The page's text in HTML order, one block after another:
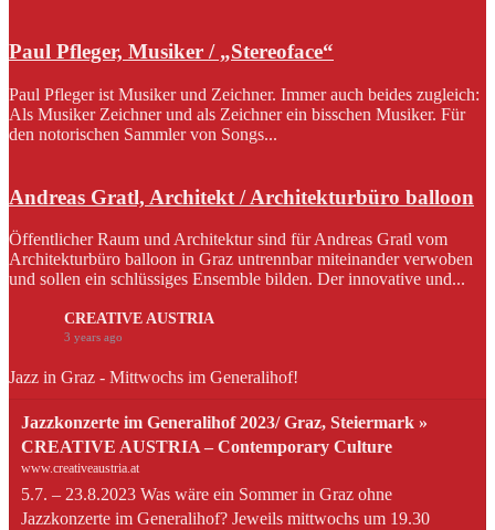
Paul Pfleger, Musiker / „Stereoface“
Paul Pfleger ist Musiker und Zeichner. Immer auch beides zugleich:
Als Musiker Zeichner und als Zeichner ein bisschen Musiker. Für
den notorischen Sammler von Songs...
Andreas Gratl, Architekt / Architekturbüro balloon
Öffentlicher Raum und Architektur sind für Andreas Gratl vom
Architekturbüro balloon in Graz untrennbar miteinander verwoben
und sollen ein schlüssiges Ensemble bilden. Der innovative und...
CREATIVE AUSTRIA
3 years ago
Jazz in Graz - Mittwochs im Generalihof!
Jazzkonzerte im Generalihof 2023/ Graz, Steiermark »
CREATIVE AUSTRIA – Contemporary Culture
www.creativeaustria.at
5.7. – 23.8.2023 Was wäre ein Sommer in Graz ohne
Jazzkonzerte im Generalihof? Jeweils mittwochs um 19.30